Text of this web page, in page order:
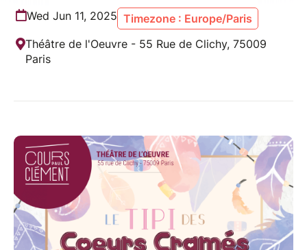
Wed Jun 11, 2025 Timezone : Europe/Paris
Théâtre de l'Oeuvre - 55 Rue de Clichy, 75009
Paris